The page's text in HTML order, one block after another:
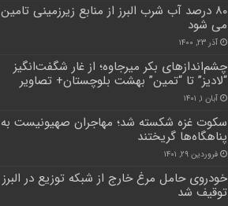
۸۰ درصد آب شرب البرز از منابع زیرزمینی تامین
می شود
آذر ۲۳, ۱۴۰۰
چشم‌اندازهای بکر میرجاوه؛ از غار شگفت‌انگیز
“لادیز” تا “تمین” بهشت بلوچستان+ تصاویر
آبان ۱, ۱۴۰۱
سکوت غزه شکسته شد؛ مهاجران صهیونیست به
پناهگاه‌ها گریختند
فروردین ۲۹, ۱۴۰۱
خودروی حامل مرغ خارج از شبکه توزیع در البرز
توقیف شد